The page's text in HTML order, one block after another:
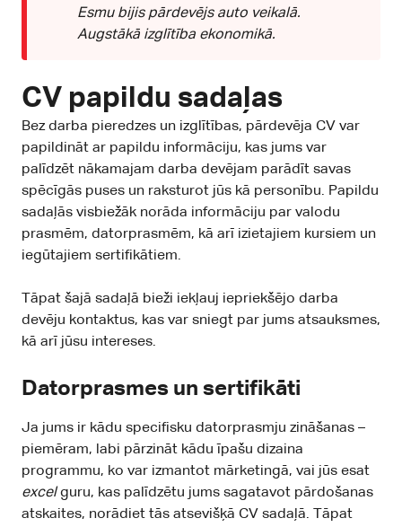
Esmu bijis pārdevējs auto veikalā.
Augstākā izglītība ekonomikā.
CV papildu sadaļas
Bez darba pieredzes un izglītības, pārdevēja CV var
papildināt ar papildu informāciju, kas jums var
palīdzēt nākamajam darba devējam parādīt savas
spēcīgās puses un raksturot jūs kā personību. Papildu
sadaļās visbiežāk norāda informāciju par valodu
prasmēm, datorprasmēm, kā arī izietajiem kursiem un
iegūtajiem sertifikātiem.
Tāpat šajā sadaļā bieži iekļauj iepriekšējo darba
devēju kontaktus, kas var sniegt par jums atsauksmes,
kā arī jūsu intereses.
Datorprasmes un sertifikāti
Ja jums ir kādu specifisku datorprasmju zināšanas –
piemēram, labi pārzināt kādu īpašu dizaina
programmu, ko var izmantot mārketingā, vai jūs esat
excelguru, kas palīdzētu jums sagatavot pārdošanas
atskaites, norādiet tās atsevišķā CV sadaļā. Tāpat